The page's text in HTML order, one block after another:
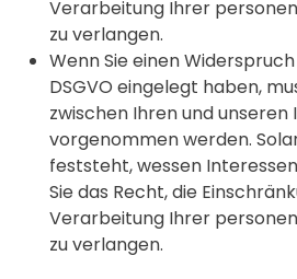
Verarbeitung Ihrer
zu verlangen.
Wenn Sie einen Widerspruch
DSGVO eingelegt haben,
zwischen Ihren und unseren
vorgenommen werden.
feststeht, wessen
Sie das Recht, die
Verarbeitung Ihrer
zu verlangen.